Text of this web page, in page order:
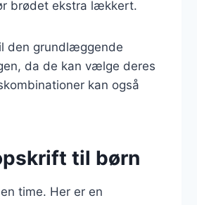
brødet ekstra lækkert.
den grundlæggende
da de kan vælge deres
kan også
til børn
time. Her er en